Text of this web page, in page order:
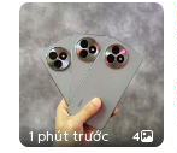
1 phút trước 4